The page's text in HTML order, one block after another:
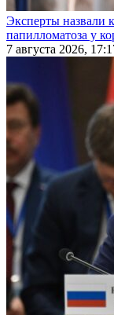
Эксперты назвали
папилломатоза у
7 августа 2026,